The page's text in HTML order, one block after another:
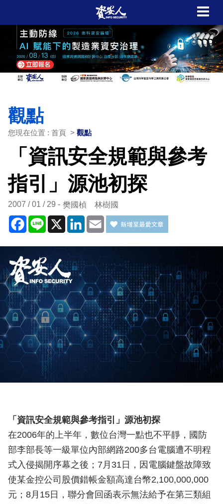
觀點
您現在位置 : 首頁 > 觀點
「資訊安全規範與參考
指引」源池初探
2007 / 01 / 29 樊國楨 林樹國
Facebook
Line X LinkedIn
Email
「資訊安全規範與參考指引」源池初探
在2006年的上半年，數位台灣一點也不平靜，國防
部李部長等一級單位內部網路200多台電腦遭不明程
式入侵揭開序幕之後；7月31日，因電腦鍵盤故障致
使某金控公司股價錯帳金額高達台幣2,100,000,000
元；8月15日，聯分會回函表示無法給予在第三類組